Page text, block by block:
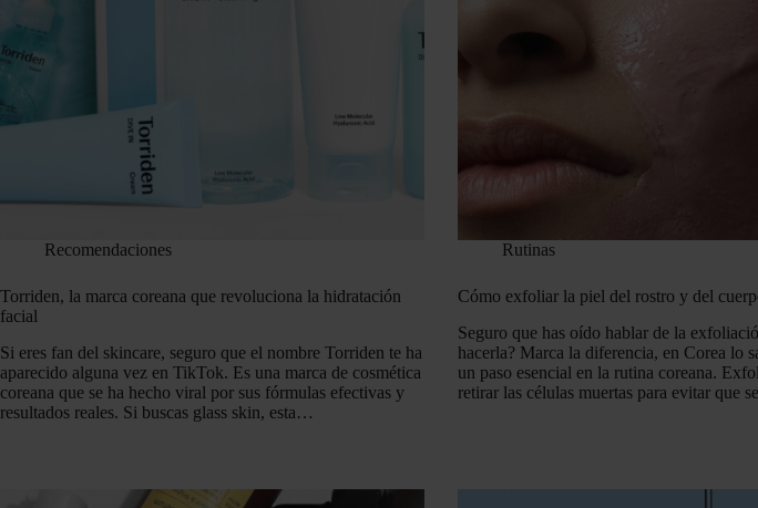
Recomendaciones
Torriden, la marca coreana que revoluciona la hidratación
facial
Si eres fan del skincare, seguro que el nombre Torriden te ha
aparecido alguna vez en TikTok. Es una marca de cosmética
coreana que se ha hecho viral por sus fórmulas efectivas y
resultados reales. Si buscas glass skin, esta…
Rutinas
Cómo exfoliar la piel del rostro y del
Seguro que has oído hablar de la
hacerla? Marca la diferencia, en Corea lo
un paso esencial en la rutina coreana.
retirar las células muertas para evitar que